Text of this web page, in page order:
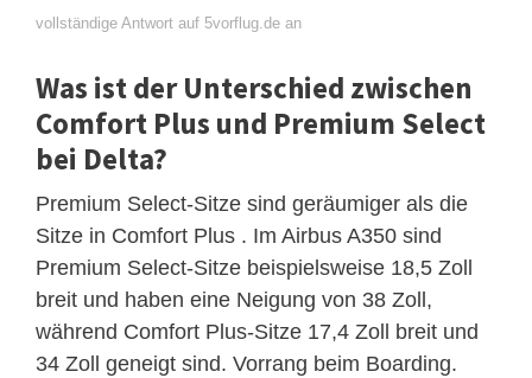
vollständige Antwort auf 5vorflug.de an
Was ist der Unterschied zwischen
Comfort Plus und Premium Select
bei Delta?
Premium Select-Sitze sind geräumiger als die
Sitze in Comfort Plus . Im Airbus A350 sind
Premium Select-Sitze beispielsweise 18,5 Zoll
breit und haben eine Neigung von 38 Zoll,
während Comfort Plus-Sitze 17,4 Zoll breit und
34 Zoll geneigt sind. Vorrang beim Boarding.